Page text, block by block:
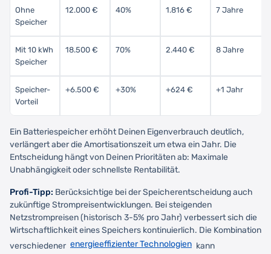
Ohne
Speicher
12.000 € 40% 1.816 € 7 Jahre
Mit 10 kWh
Speicher
18.500 € 70% 2.440 € 8 Jahre
Speicher-
Vorteil
+6.500 € +30% +624 € +1 Jahr
Ein Batteriespeicher erhöht Deinen Eigenverbrauch deutlich,
verlängert aber die Amortisationszeit um etwa ein Jahr. Die
Entscheidung hängt von Deinen Prioritäten ab: Maximale
Unabhängigkeit oder schnellste Rentabilität.
Profi-Tipp: Berücksichtige bei der Speicherentscheidung auch
zukünftige Strompreisentwicklungen. Bei steigenden
Netzstrompreisen (historisch 3-5% pro Jahr) verbessert sich die
Wirtschaftlichkeit eines Speichers kontinuierlich. Die Kombination
verschiedener energieeffizienter Technologien kann